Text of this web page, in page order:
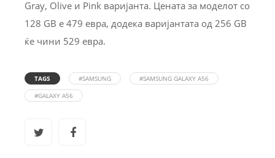
Gray, Olive и Pink варијанта. Цената за моделот со
128 GB е 479 евра, додека варијантата од 256 GB
ќе чини 529 евра.
TAGS #SAMSUNG
#SAMSUNG GALAXY A56
#GALAXY A56